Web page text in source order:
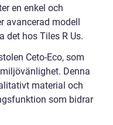
en enkel och
avancerad modell
det hos Tiles R Us.
Ceto-Eco, som
Denna
material och
som bidrar